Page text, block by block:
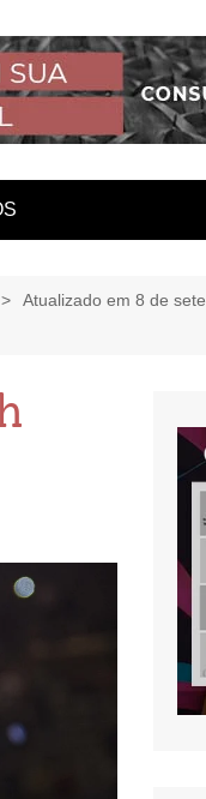
Atualizado em 8 de